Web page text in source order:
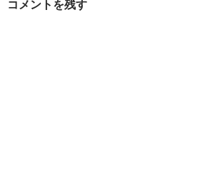
コメントを残す